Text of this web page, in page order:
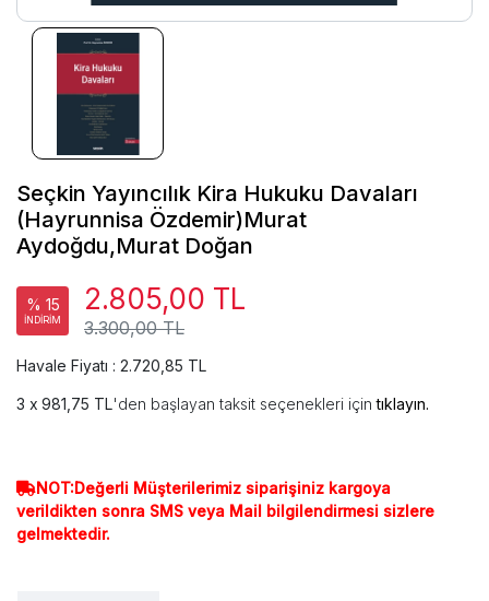
Seçkin Yayıncılık Kira Hukuku Davaları
(Hayrunnisa Özdemir)Murat
Aydoğdu,Murat Doğan
% 15
İNDİRİM 3.300,00 TL
2.805,00 TL
Havale Fiyatı : 2.720,85 TL
981,75 TL'den başlayan taksit seçenekleri içintıklayın.
NOT:Değerli Müşterilerimiz siparişiniz kargoya
verildikten sonra SMS veya Mail bilgilendirmesi sizlere
gelmektedir.